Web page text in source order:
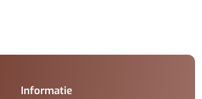
Informatie